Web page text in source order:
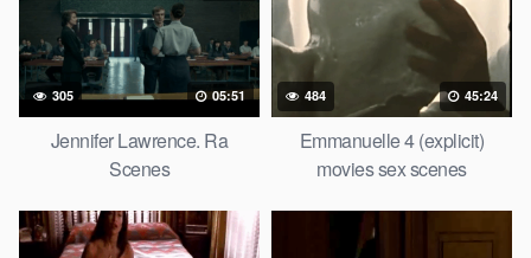
305 05:51
Jennifer Lawrence. Ra
Scenes
484 45:24
Emmanuelle 4 (explicit)
movies sex scenes